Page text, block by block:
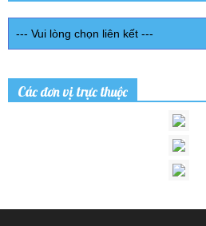
Các đơn vị trực thuộc